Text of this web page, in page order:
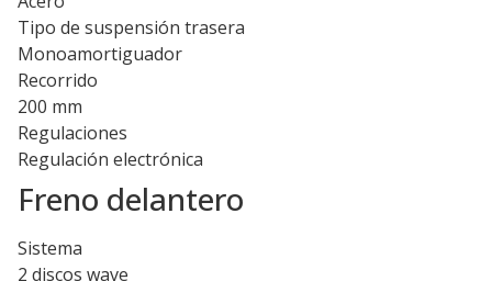
Tipo de suspensión trasera
Monoamortiguador
Recorrido
200 mm
Regulaciones
Regulación electrónica
Freno delantero
Sistema
2 discos wave